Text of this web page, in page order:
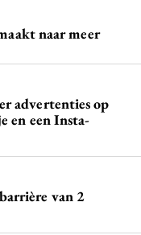
naar meer
advertenties op
en een Insta-
van 2